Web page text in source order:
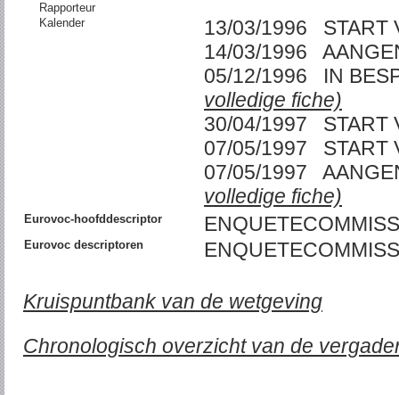
Rapporteur
Kalender
13/03/1996 START
14/03/1996
05/12/1996 IN
volledige fiche)
30/04/1997 START
07/05/1997 START
07/05/1997
volledige fiche)
Eurovoc-hoofddescriptor
Eurovoc descriptoren
Kruispuntbank van de wetgeving
Chronologisch overzicht van de